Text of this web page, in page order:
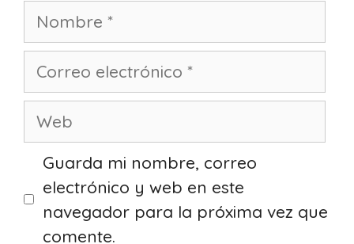
Nombre
Correo
Web
Guarda mi nombre, correo
electrónico y web en este
navegador para la próxima vez que
comente.